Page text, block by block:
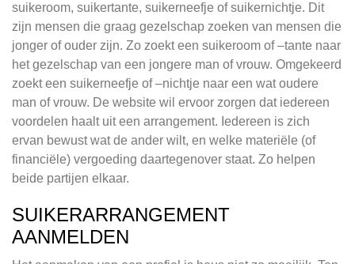
suikeroom, suikertante, suikerneefje of suikernichtje. Dit
zijn mensen die graag gezelschap zoeken van mensen die
jonger of ouder zijn. Zo zoekt een suikeroom of –tante naar
het gezelschap van een jongere man of vrouw. Omgekeerd
zoekt een suikerneefje of –nichtje naar een wat oudere
man of vrouw. De website wil ervoor zorgen dat iedereen
voordelen haalt uit een arrangement. Iedereen is zich
ervan bewust wat de ander wilt, en welke materiële (of
financiële) vergoeding daartegenover staat. Zo helpen
beide partijen elkaar.
SUIKERARRANGEMENT
AANMELDEN